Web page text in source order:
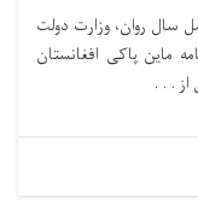
قراراست فردا پنج‌شنبه 16 حمل سال روان، وزارت دولت
ماین پاکی افغانستان
از . . .